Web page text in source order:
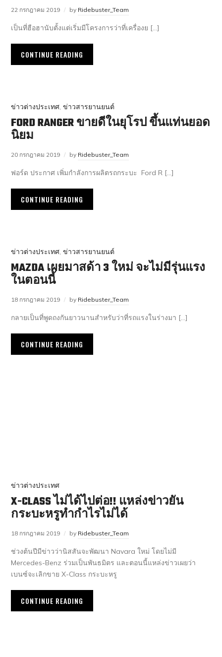
22 กรกฎาคม 2019 by Ridebuster_Team
เป็นที่ฮือฮานับตั้งแต่เริ่มมีโครงการว่าที่เครื่องย […]
CONTINUE READING
ข่าวต่างประเทศ,ข่าวสารยานยนต์
FORD RANGER ขายดีในยุโรป ขึ้นแท่นยอด
นิยม
20 กรกฎาคม 2019 by Ridebuster_Team
ฟอร์ด ประกาศ เพิ่มกำลังการผลิตรถกระบะ Ford R […]
CONTINUE READING
ข่าวต่างประเทศ,ข่าวสารยานยนต์
MAZDA เผยมาสด้า 3 ใหม่ จะไม่มีรุ่นแรง
ในตอนนี้
18 กรกฎาคม 2019 by Ridebuster_Team
กลายเป็นที่พูดถงกันยาวนานสำหรับว่าที่รถแรงในร่างมา […]
CONTINUE READING
ข่าวต่างประเทศ
X-CLASS ไม่ได้ไปต่อ!! แหล่งข่าวยัน
กระบะหรูทำกำไรไม่ได้
18 กรกฎาคม 2019 by Ridebuster_Team
ช่วงต้นปีมีข่าวว่านิสสันจะพัฒนา Navara ใหม่ โดยไม่มี
Mercedes-Benz ร่วมเป็นพันธมิตร และตอนนี้แหล่งข่าวเผยว่า
เบนซ์จะเลิกขาย X-Class กระบะหรู
CONTINUE READING